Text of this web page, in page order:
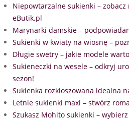
Niepowtarzalne sukienki –
eButik.pl
Marynarki damskie –
Sukienki w kwiaty na wiosnę –
Długie swetry – jakie modele
Sukieneczki na wesele – odkryj
sezon!
Sukienka rozkloszowana idealna
Letnie sukienki maxi – stwórz
Szukasz Mohito sukienki –